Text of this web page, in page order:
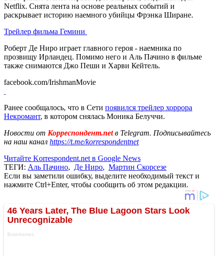
Netflix. Снята лента на основе реальных событий и
раскрывает историю наемного убийцы Фрэнка Ширане.
Трейлер фильма Гемини
Роберт Де Ниро играет главного героя - наемника по
прозвищу Ирландец. Помимо него и Аль Пачино в фильме
также снимаются Джо Пеши и Харви Кейтель.
facebook.com/IrishmanMovie
Ранее сообщалось, что в Сети появился трейлер хоррора
Некромант, в котором снялась Моника Белуччи.
Новости от Корреспондент.netв Telegram. Подписывайтесь
на наш канал https://t.me/korrespondentnet
Читайте Korrespondent.net в Google News
ТЕГИ: Аль Пачино, Де Ниро, Мартин Скорсезе
Если вы заметили ошибку, выделите необходимый текст и
нажмите Ctrl+Enter, чтобы сообщить об этом редакции.